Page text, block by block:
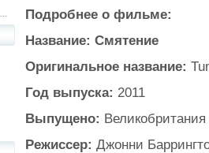
Подробнее о фильме:
Название: Смятение
Оригинальное название:
Год выпуска: 2011
Выпущено: Великобритания
Режиссер: Джонни